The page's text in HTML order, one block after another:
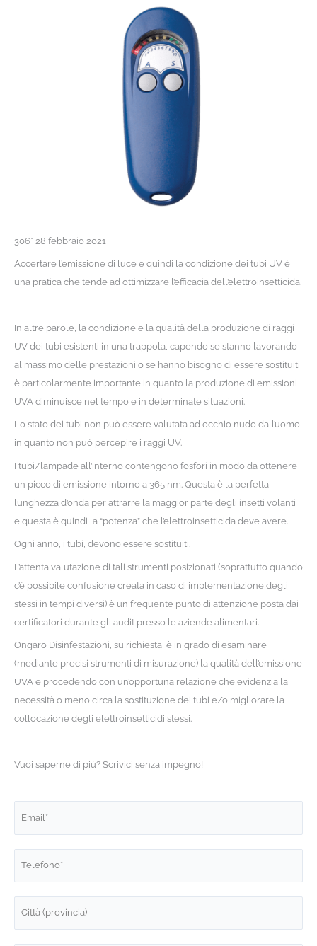
306* 28 febbraio 2021
Accertare l’emissione di luce e quindi la condizione dei tubi UV è
una pratica che tende ad ottimizzare l’efficacia dell’elettroinsetticida.
In altre parole, la condizione e la qualità della produzione di raggi
UV dei tubi esistenti in una trappola, capendo se stanno lavorando
al massimo delle prestazioni o se hanno bisogno di essere sostituiti,
è particolarmente importante in quanto la produzione di emissioni
UVA diminuisce nel tempo e in determinate situazioni.
Lo stato dei tubi non può essere valutata ad occhio nudo dall’uomo
in quanto non può percepire i raggi UV.
I tubi/lampade all’interno contengono fosfori in modo da ottenere
un picco di emissione intorno a 365 nm. Questa è la perfetta
lunghezza d’onda per attrarre la maggior parte degli insetti volanti
e questa è quindi la “potenza” che l’elettroinsetticida deve avere.
Ogni anno, i tubi, devono essere sostituiti.
L’attenta valutazione di tali strumenti posizionati (soprattutto quando
c’è possibile confusione creata in caso di implementazione degli
stessi in tempi diversi) è un frequente punto di attenzione posta dai
certificatori durante gli audit presso le aziende alimentari.
Ongaro Disinfestazioni, su richiesta, è in grado di esaminare
(mediante precisi strumenti di misurazione) la qualità dell’emissione
UVA e procedendo con un’opportuna relazione che evidenzia la
necessità o meno circa la sostituzione dei tubi e/o migliorare la
collocazione degli elettroinsetticidi stessi.
Vuoi saperne di più? Scrivici senza impegno!